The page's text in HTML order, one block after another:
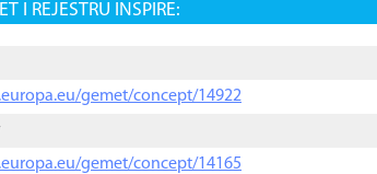
I REJESTRU INSPIRE:
gemet/concept/14922
gemet/concept/14165